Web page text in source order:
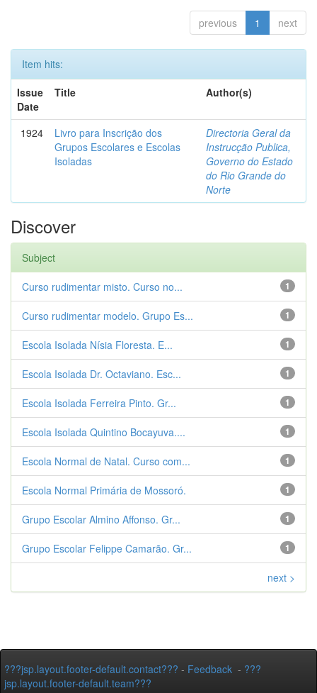
previous 1 next
Item hits:
Issue
Date
Title Author(s)
1924
Livro para Inscrição dos
Grupos Escolares e Escolas
Isoladas
Directoria Geral da
Instrucção Publica,
Governo do Estado
do Rio Grande do
Norte
Discover
Subject
1
Curso rudimentar misto. Curso no...
1
Curso rudimentar modelo. Grupo Es...
1
Escola Isolada Nísia Floresta. E...
1
Escola Isolada Dr. Octaviano. Esc...
1
Escola Isolada Ferreira Pinto. Gr...
1
Escola Isolada Quintino Bocayuva....
1
Escola Normal de Natal. Curso com...
1
Escola Normal Primária de Mossoró.
1
Grupo Escolar Almino Affonso. Gr...
1
Grupo Escolar Felippe Camarão. Gr...
next >
???jsp.layout.footer-default.contact??? - Feedback - ???
jsp.layout.footer-default.team???